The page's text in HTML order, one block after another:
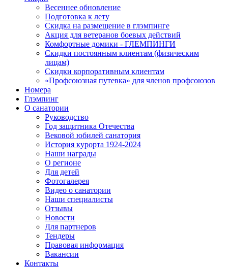
Весеннее обновление
Подготовка к лету
Скидка на размещение в глэмпинге
Акция для ветеранов боевых действий
Комфортные домики - ГЛЕМПИНГИ
Скидки постоянным клиентам (физическим
лицам)
Скидки корпоративным клиентам
«Профсоюзная путевка» для членов профсоюзов
Номера
Глэмпинг
О санатории
Руководство
Год защитника Отечества
Вековой юбилей санатория
История курорта 1924-2024
Наши награды
О регионе
Для детей
Фотогалерея
Видео о санатории
Наши специалисты
Отзывы
Новости
Для партнеров
Тендеры
Правовая информация
Вакансии
Контакты